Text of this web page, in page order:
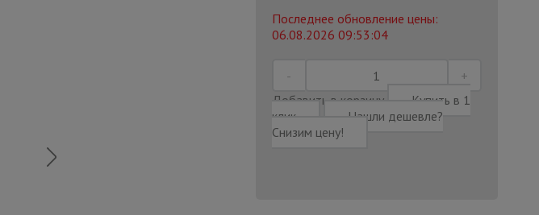
Последнее обновление цены:
06.08.2026 09:53:04
Добавить в корзину
Купить в 1
клик
Нашли дешевле?
Снизим цену!